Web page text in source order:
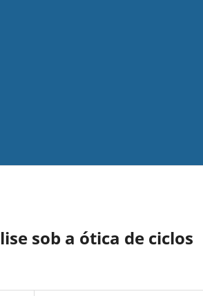
sob a ótica de ciclos